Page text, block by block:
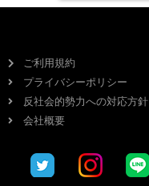
ご利用規約
プライバシーポリシー
反社会的勢力への対応方針
会社概要